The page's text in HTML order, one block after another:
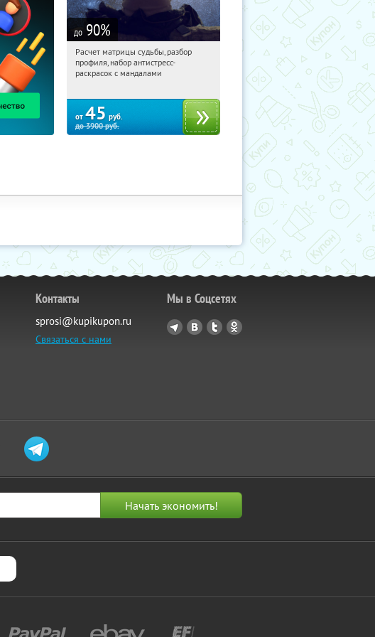
до 90%
04:41:05 Купили:
Россия
Расчет матрицы судьбы, разбор
профиля, набор антистресс-
раскрасок с мандалами
от 45 руб.
до3900руб.
Контакты
sprosi@kupikupon.ru
Связаться с нами
Мы в Соцсетях